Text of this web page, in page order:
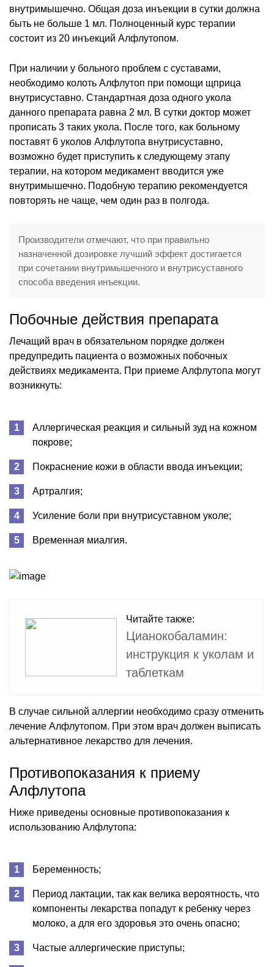
внутримышечно. Общая доза инъекции в сутки должна
быть не больше 1 мл. Полноценный курс терапии
состоит из 20 инъекций Алфлутопом.
При наличии у больного проблем с суставами,
необходимо колоть Алфлутоп при помощи щприца
внутрисуставно. Стандартная доза одного укола
данного препарата равна 2 мл. В сутки доктор может
прописать 3 таких укола. После того, как больному
поставят 6 уколов Алфлутопа внутрисуставно,
возможно будет приступить к следующему этапу
терапии, на котором медикамент вводится уже
внутримышечно. Подобную терапию рекомендуется
повторять не чаще, чем один раз в полгода.
Производители отмечают, что при правильно
назначенной дозировке лучший эффект достигается
при сочетании внутримышечного и внутрисуставного
способа введения инъекции.
Побочные действия препарата
Лечащий врач в обязательном порядке должен
предупредить пациента о возможных побочных
действиях медикамента. При приеме Алфлутопа могут
возникнуть:
Аллергическая реакция и сильный зуд на кожном
покрове;
Покраснение кожи в области ввода инъекции;
Артралгия;
Усиление боли при внутрисуставном уколе;
Временная миалгия.
Читайте также:
Цианокобаламин:
инструкция к уколам и
таблеткам
В случае сильной аллергии необходимо сразу отменить
лечение Алфлутопом. При этом врач должен выписать
альтернативное лекарство для лечения.
Противопоказания к приему
Алфлутопа
Ниже приведены основные противопоказания к
использованию Алфлутопа:
Беременность;
Период лактации, так как велика вероятность, что
компоненты лекарства попадут к ребенку через
молоко, а для его здоровья это очень опасно;
Частые аллергические приступы;